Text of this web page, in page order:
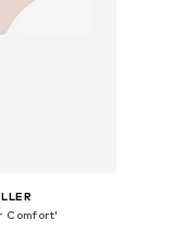
Comfort'